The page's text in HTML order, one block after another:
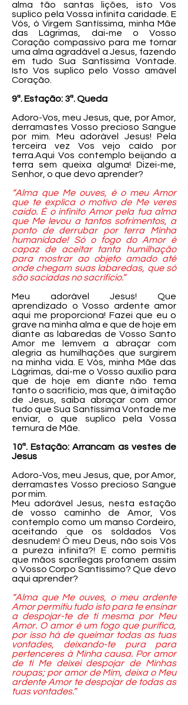
alma tão santas lições, isto Vos
suplico pela Vossa infinita caridade. E
Vós, ó Virgem Santíssima, minha Mãe
das Lágrimas, dai-me o Vosso
Coração compassivo para me tornar
uma alma agradável a Jesus, fazendo
em tudo Sua Santíssima Vontade.
Isto Vos suplico pelo Vosso amável
Coração.
9ª. Estação: 3ª. Queda
Adoro-Vos, meu Jesus, que, por Amor,
derramastes Vosso precioso Sangue
por mim. Meu adorável Jesus! Pela
terceira vez Vos vejo caído por
terra.Aqui Vos contemplo beijando a
terra sem queixa alguma! Dizei-me,
Senhor, o que devo aprender?
“Alma que Me ouves, é o meu Amor
que te explica o motivo de Me veres
caído. É o infinito Amor pela tua alma
que Me levou a tantos sofrimentos, a
ponto de derrubar por terra Minha
humanidade! Só o fogo do Amor é
capaz de aceitar tanta humilhação
para mostrar ao objeto amado até
onde chegam suas labaredas, que só
são saciadas no sacrifício.”
Meu adorável Jesus! Que
aprendizado o Vosso ardente amor
aqui me proporciona! Fazei que eu o
grave na minha alma e que de hoje em
diante as labaredas de Vosso Santo
Amor me lemvem a abraçar com
alegria as humilhações que surgirem
na minha vida. E Vós, minha Mãe das
Lágrimas, dai-me o Vosso auxílio para
que de hoje em diante não tema
tanto o sacrifício, mas que, à imitação
de Jesus, saiba abraçar com amor
tudo que Sua Santíssima Vontade me
enviar, o que suplico pela Vossa
ternura de Mãe.
10ª. Estação: Arrancam as vestes de
Jesus
Adoro-Vos, meu Jesus, que, por Amor,
derramastes Vosso precioso Sangue
por mim.
Meu adorável Jesus, nesta estação
de vosso caminho de Amor, Vos
contemplo como um manso Cordeiro,
aceitando que os soldados Vos
desnudem! Ó meu Deus, não sois Vós
a pureza infinita?! E como permitis
que mãos sacrílegas profanem assim
o Vosso Corpo Santíssimo? Que devo
aqui aprender?
“Alma que Me ouves, o meu ardente
Amor permitiu tudo isto para te ensinar
a despojar-te de ti mesma por Meu
Amor. O amor é um fogo que purifica,
por isso há de queimar todas as tuas
vontades, deixando-te pura para
pertenceres à Minha causa. Por amor
de ti Me deixei despojar de Minhas
roupas; por amor de Mim, deixa o Meu
ardente Amor te despojar de todas as
tuas vontades.”